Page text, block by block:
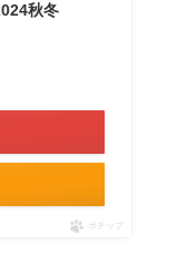
秋冬
ポチップ